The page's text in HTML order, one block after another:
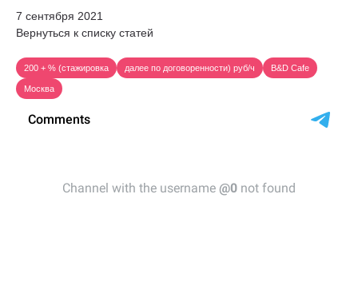
7 сентября 2021
Вернуться к списку статей
200 + % (стажировка далее по договоренности) руб/ч B&D Cafe
Москва